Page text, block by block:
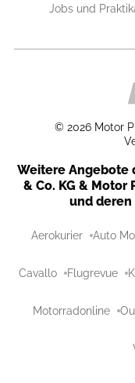
Jobs und
© 2026 Motor
Weitere Angebote
& Co. KG & Motor
und
Aerokurier Auto
Cavallo Flugrevue
Motorradonline